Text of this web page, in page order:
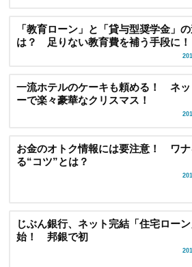
「教育ローン」と「貸与型奨学金」
は？ 足りない教育費を補う手段に！
一流ホテルのケーキも頼める！ ネッ
ーで楽々豪華なクリスマス！
お金のオトク情報には要注意！ ワ
る“コツ”とは？
じぶん銀行、ネット完結「住宅ロー
始！ 邦銀で初